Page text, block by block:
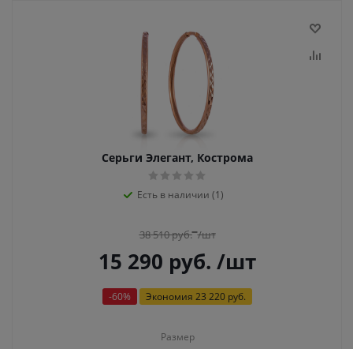
Серьги Элегант, Кострома
Есть в наличии (1)
38 510руб. /шт
15 290 руб. /шт
-60% Экономия 23 220 руб.
Размер